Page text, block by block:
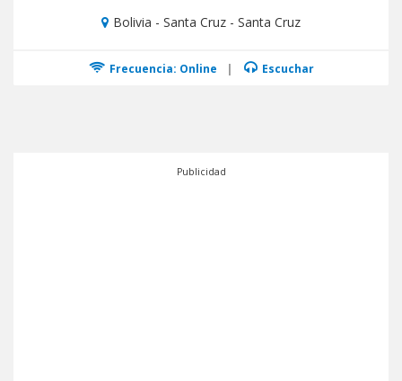
Bolivia - Santa Cruz - Santa Cruz
Frecuencia: Online | Escuchar
Publicidad